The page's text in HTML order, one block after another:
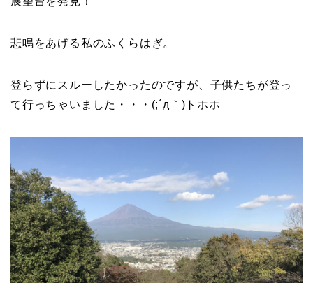
悲鳴をあげる私のふくらはぎ。
登らずにスルーしたかったのですが、子供たちが登っ
て行っちゃいました・・・(;´д｀)トホホ